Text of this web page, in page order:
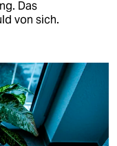
Das
von sich.